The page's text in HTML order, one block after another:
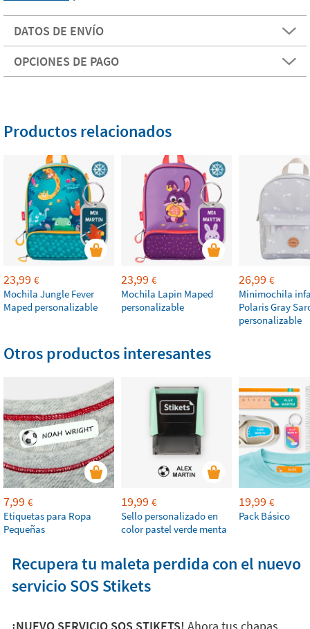
DATOS DE ENVÍO
OPCIONES DE PAGO
Productos relacionados
23,99 €
Mochila Jungle Fever
Maped personalizable
23,99 €
Mochila Lapin Maped
personalizable
26,99 €
Minimochila
Polaris Gray
personalizable
Otros productos interesantes
7,99 €
Etiquetas para Ropa
Pequeñas
19,99 €
Sello personalizado en
color pastel verde menta
19,99 €
Pack Básico
Recupera tu maleta perdida con el nuevo
servicio SOS Stikets